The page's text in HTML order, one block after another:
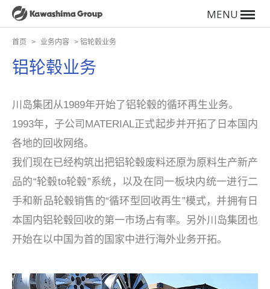
MENU
首页 > 业务内容 > 铝轮毂业务
铝轮毂业务
川岛集团从1989年开始了铝轮毂的循环再生业务。
1993年，子公司MATERIAL正式起步并开拓了日本国内
各地的回收网络。
我们现在已经构筑出把铝轮毂废料还原为原料生产新产
品的“轮毂to轮毂”系统，以及在同一板块内统一进行二
手和新品轮毂销售的“循环型回收再生”模式，并拥有日
本国内铝轮毂回收的第一市场占有率。另外川岛集团也
开始在以中国为首的国家中进行海外业务开拓。